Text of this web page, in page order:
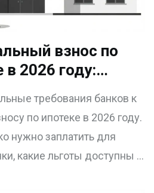
взнос по
в 2026 году:
требования
условия
требования банков к
по ипотеке в 2026 году.
нужно заплатить для
какие льготы доступны и